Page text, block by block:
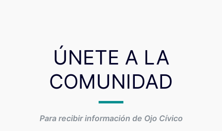
ÚNETE A LA
COMUNIDAD
Para recibir información de Ojo Cívico